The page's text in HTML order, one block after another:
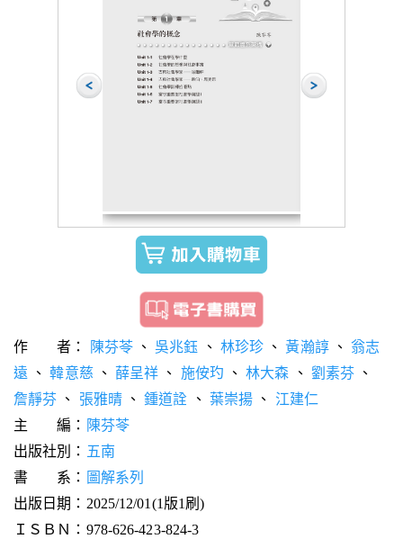
作 者： 陳芬苓、 吳兆鈺 、 林珍珍 、 黃瀚諄、翁志
遠 、韓意慈、 薛呈祥 、 施侒玓 、林大森 、 劉素芬 、
詹靜芬 、 張雅晴、鍾道詮 、 葉崇揚 、 江建仁
主 編： 陳芬苓
出版社別： 五南
書 系： 圖解系列
出版日期：2025/12/01(1版1刷)
ＩＳＢＮ：978-626-423-824-3